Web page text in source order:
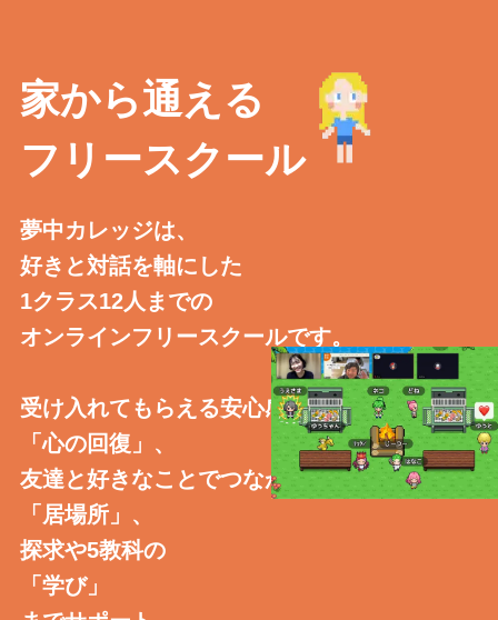
家から通える
フリースクール
夢中カレッジは、
好きと対話を軸にした
1クラス12人までの
オンラインフリースクールです。
受け入れてもらえる安心感で
「心の回復」、
友達と好きなことでつながる
「居場所」、
探求や5教科の
「学び」